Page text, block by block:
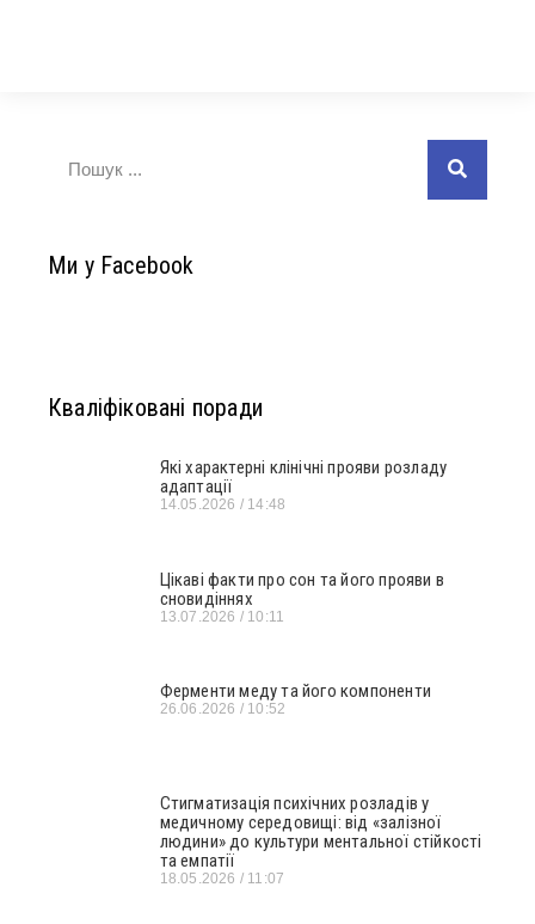
Ми у Facebook
Кваліфіковані поради
Які характерні клінічні прояви розладу
адаптації
14.05.2026 14:48
Цікаві факти про сон та його прояви в
сновидіннях
13.07.2026 10:11
Ферменти меду та його компоненти
26.06.2026 10:52
Стигматизація психічних розладів у
медичному середовищі: від «залізної
людини» до культури ментальної стійкості
та емпатії
18.05.2026 11:07